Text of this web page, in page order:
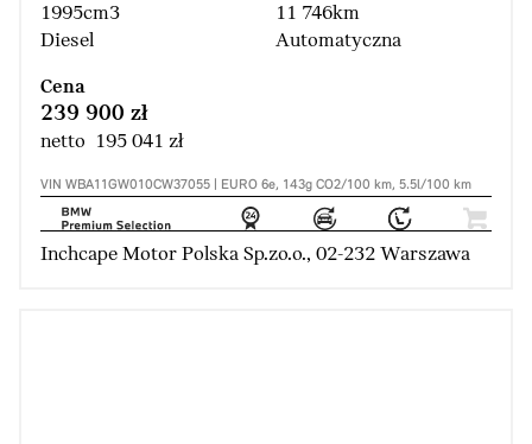
1995cm3
Diesel
11 746km
Automatyczna
Cena
239 900 zł
netto 195 041 zł
VIN WBA11GW010CW37055 | EURO 6e, 143g CO2/100 km, 5.5l/100 km
Inchcape Motor Polska Sp.zo.o., 02-232 Warszawa